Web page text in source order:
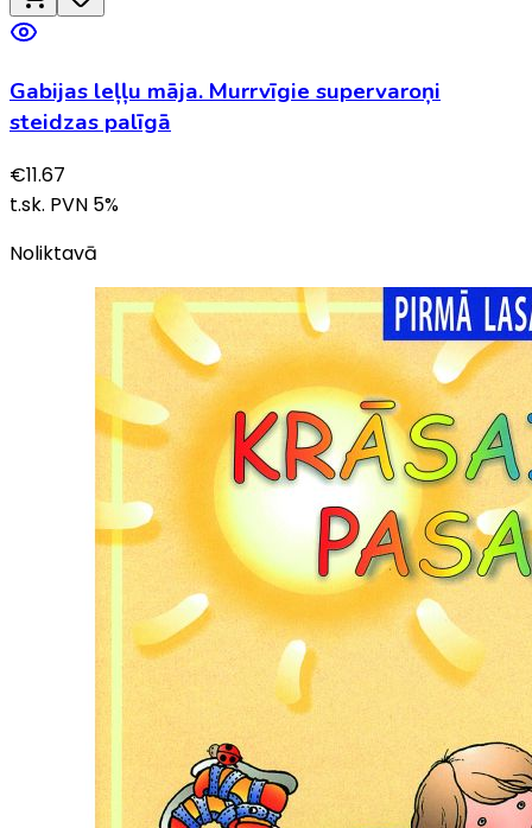
Gabijas leļļu māja. Murrvīgie supervaroņi
steidzas palīgā
€11.67
t.sk. PVN 5%
Noliktavā